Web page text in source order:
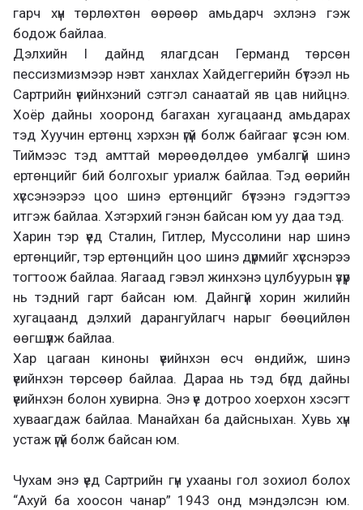
гарч хүн төрлөхтөн өөрөөр амьдарч эхлэнэ гэж
бодож байлаа.
Дэлхийн I дайнд ялагдсан Германд төрсөн
пессизмизмээр нэвт ханхлах Хайдеггерийн бүтээл нь
Сартрийн үеийнхэний сэтгэл санаатай яв цав нийцнэ.
Хоёр дайны хооронд багахан хугацаанд амьдарах
тэд Хуучин ертөнц хэрхэн үгүй болж байгааг үзсэн юм.
Тиймээс тэд амттай мөрөөдөлдөө умбалгүй шинэ
ертөнцийг бий болгохыг уриалж байлаа. Тэд өөрийн
хүссэнээрээ цоо шинэ ертөнцийг бүтээнэ гэдэгтээ
итгэж байлаа. Хэтэрхий гэнэн байсан юм уу даа тэд.
Харин тэр үед Сталин, Гитлер, Муссолини нар шинэ
ертөнцийг, тэр ертөнцийн цоо шинэ дүрмийг хүсснэрээ
тогтоож байлаа. Яагаад гэвэл жинхэнэ цулбуурын үзүүр
нь тэдний гарт байсан юм. Дайнгүй хорин жилийн
хугацаанд дэлхий дарангуйлагч нарыг бөөцийлөн
өөгшүүлж байлаа.
Хар цагаан киноны үеийнхэн өсч өндийж, шинэ
үеийнхэн төрсөөр байлаа. Дараа нь тэд бүгд дайны
үеийнхэн болон хувирна. Энэ үе дотроо хоерхон хэсэгт
хуваагдаж байлаа. Манайхан ба дайсныхан. Хувь хүн
устаж үгүй болж байсан юм.
Чухам энэ үед Сартрийн гүн ухааны гол зохиол болох
“Ахуй ба хоосон чанар” 1943 онд мэндэлсэн юм.